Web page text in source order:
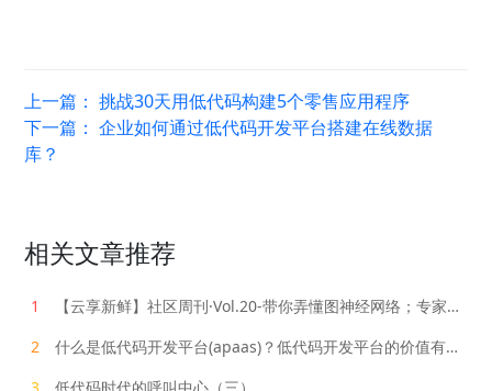
上一篇：挑战30天用低代码构建5个零售应用程序
下一篇：企业如何通过低代码开发平台搭建在线数据
库？
相关文章推荐
1
【云享新鲜】社区周刊·Vol.20-带你弄懂图神经网络；专家解读华为云GaussDB(for openGauss) SQL优化
2
什么是低代码开发平台(apaas)？低代码开发平台的价值有哪些？